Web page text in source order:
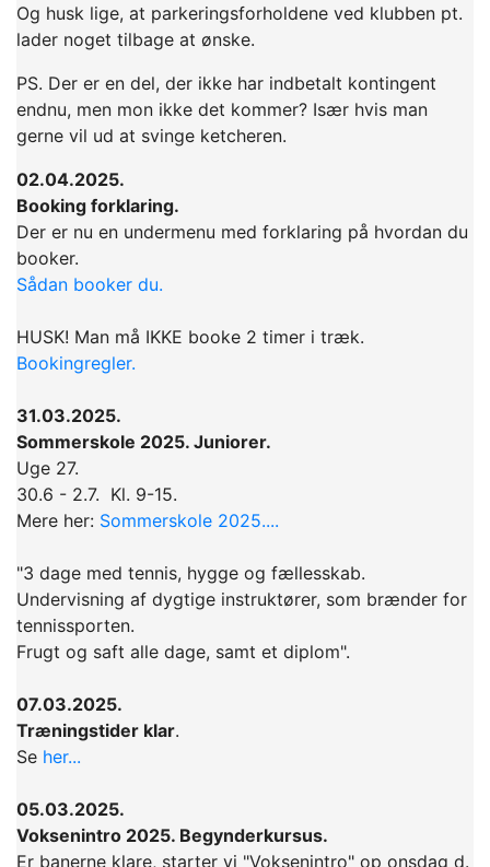
Og husk lige, at parkeringsforholdene ved klubben pt.
lader noget tilbage at ønske.
PS. Der er en del, der ikke har indbetalt kontingent
endnu, men mon ikke det kommer? Især hvis man
gerne vil ud at svinge ketcheren.
02.04.2025.
Booking forklaring.
Der er nu en undermenu med forklaring på hvordan du
booker.
Sådan booker du.
HUSK! Man må IKKE booke 2 timer i træk.
Bookingregler.
31.03.2025.
Sommerskole 2025. Juniorer.
Uge 27.
30.6 - 2.7. Kl. 9-15.
Mere her: Sommerskole 2025....
"3 dage med tennis, hygge og fællesskab.
Undervisning af dygtige instruktører, som brænder for
tennissporten.
Frugt og saft alle dage, samt et diplom".
07.03.2025.
Træningstider klar.
Se her...
05.03.2025.
Voksenintro 2025. Begynderkursus.
Er banerne klare, starter vi "Voksenintro" op onsdag d.